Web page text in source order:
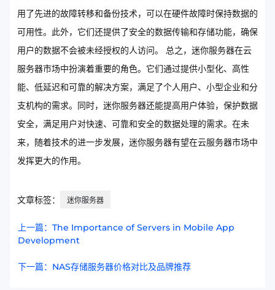
用了先进的故障转移和备份技术，可以在硬件故障时保持数据的
可用性。此外，它们还提供了安全的数据传输和存储功能，确保
用户的数据不会被未经授权的人访问。 总之，迷你服务器在云
服务器市场中扮演着重要的角色。它们通过提供小型化、高性
能、低延迟和可靠的解决方案，满足了个人用户、小型企业和分
支机构的需求。同时，迷你服务器还能提高用户体验，保护数据
安全，满足用户对快速、可靠和安全的数据处理的需求。在未
来，随着技术的进一步发展，迷你服务器有望在云服务器市场中
发挥更大的作用。
文章标签： 迷你服务器
上一篇：The Importance of Servers in Mobile App
Development
下一篇：NAS存储服务器价格对比及品牌推荐